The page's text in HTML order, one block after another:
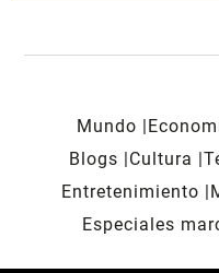
Mundo
Blogs
Cultura
Entretenimiento
Especiales